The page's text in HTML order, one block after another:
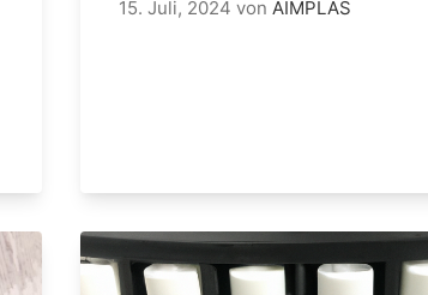
15. Juli, 2024 von AIMPLAS